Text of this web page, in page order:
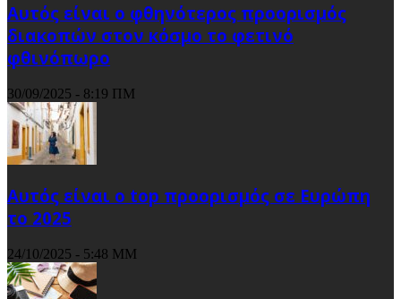
Αυτός είναι ο φθηνότερος προορισμός
διακοπών στον κόσμο το φετινό
φθινόπωρο
30/09/2025 - 8:19 ΠΜ
Αυτός είναι ο top προορισμός σε Ευρώπη
το 2025
24/10/2025 - 5:48 ΜΜ